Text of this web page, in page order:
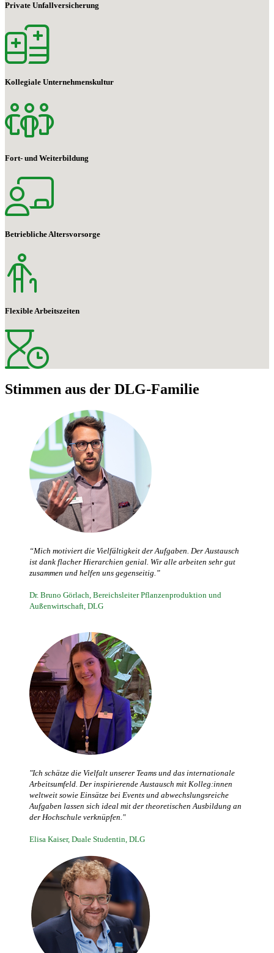
Private Unfallversicherung
Kollegiale Unternehmenskultur
Fort- und Weiterbildung
Betriebliche Altersvorsorge
Flexible Arbeitszeiten
Stimmen aus der DLG-Familie
“Mich motiviert die Vielfältigkeit der Aufgaben. Der Austausch
ist dank flacher Hierarchien genial. Wir alle arbeiten sehr gut
zusammen und helfen uns gegenseitig.”
Dr. Bruno Görlach, Bereichsleiter Pflanzenproduktion und
Außenwirtschaft, DLG
"Ich schätze die Vielfalt unserer Teams und das internationale
Arbeitsumfeld. Der inspirierende Austausch mit Kolleg:innen
weltweit sowie Einsätze bei Events und abwechslungsreiche
Aufgaben lassen sich ideal mit der theoretischen Ausbildung an
der Hochschule verknüpfen."
Elisa Kaiser, Duale Studentin, DLG